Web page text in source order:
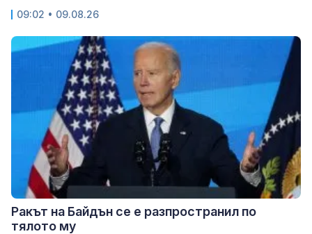
09:02 • 09.08.26
Ракът на Байдън се е разпространил по
тялото му